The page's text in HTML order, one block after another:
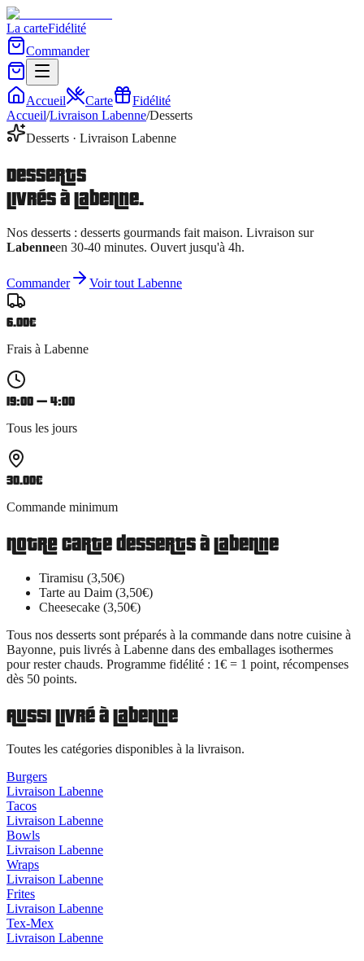
La carteFidélité
Commander
Accueil Carte
Fidélité
Accueil/Livraison Labenne/Desserts
Desserts · Livraison Labenne
Desserts
livrés àLabenne.
Nos desserts : desserts gourmands fait maison. Livraison sur
Labenneen 30-40 minutes. Ouvert jusqu'à 4h.
Commander Voir tout Labenne
6.00€
Frais à Labenne
19:00 — 4:00
Tous les jours
30.00€
Commande minimum
Notre cartedessertsàLabenne
Tiramisu (3,50€)
Tarte au Daim (3,50€)
Cheesecake (3,50€)
Tous nos desserts sont préparés à la commande dans notre cuisine à
Bayonne, puis livrés à Labenne dans des emballages isothermes
pour rester chauds. Programme fidélité : 1€ = 1 point, récompenses
dès 50 points.
Aussi livré àLabenne
Toutes les catégories disponibles à la livraison.
Burgers
Livraison Labenne
Tacos
Livraison Labenne
Bowls
Livraison Labenne
Wraps
Livraison Labenne
Frites
Livraison Labenne
Tex-Mex
Livraison Labenne